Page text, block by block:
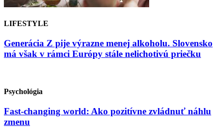
LIFESTYLE
Generácia Z pije výrazne menej alkoholu. Slovensko
má však v rámci Európy stále nelichotivú priečku
Psychológia
Fast-changing world: Ako pozitívne zvládnuť náhlu
zmenu